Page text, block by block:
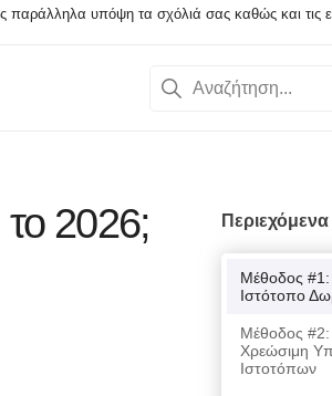
υπόψη τα σχόλιά σας καθώς και τις
το 2026;
Μέθοδος #1:
Ιστότοπο
Μέθοδος #2:
Χρεώσιμη
Ιστοτόπων